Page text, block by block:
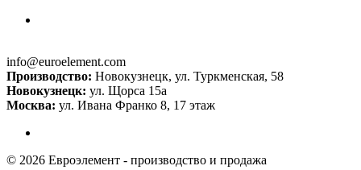
info@euroelement.com
Производство: Новокузнецк, ул. Туркменская, 58
Новокузнецк: ул. Щорса 15а
Москва: ул. Ивана Франко 8, 17 этаж
© 2026 Евроэлемент - производство и продажа